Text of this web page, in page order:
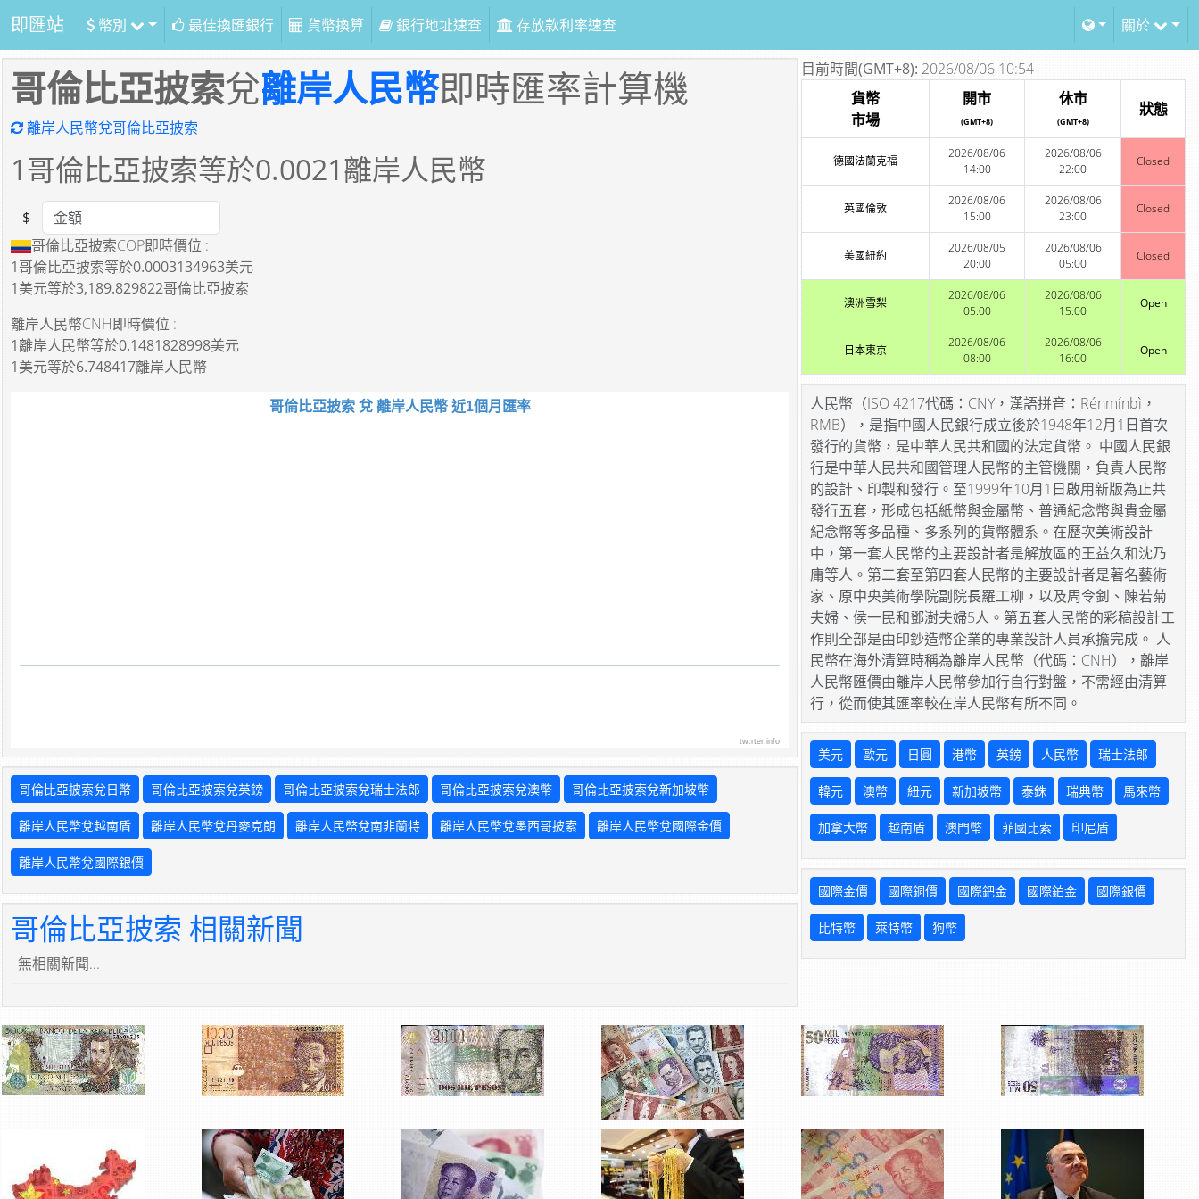
即匯站 幣別 最佳換匯銀行 貨幣換算 銀行地址速查 存放款利率速查 關於
哥倫比亞披索兌離岸人民幣即時匯率計算機
離岸人民幣兌哥倫比亞披索
1哥倫比亞披索等於0.0021離岸人民幣
Amount
$
哥倫比亞披索COP即時價位 :
1哥倫比亞披索等於0.0003134963美元
1美元等於3,189.829822哥倫比亞披索
離岸人民幣CNH即時價位 :
1離岸人民幣等於0.1481828998美元
1美元等於6.748417離岸人民幣
哥倫比亞披索 兌 離岸人民幣 近1個月匯率
tw.rter.info
哥倫比亞披索兌日幣 哥倫比亞披索兌英鎊 哥倫比亞披索兌瑞士法郎 哥倫比亞披索兌澳幣 哥倫比亞披索兌新加坡幣
離岸人民幣兌越南盾 離岸人民幣兌丹麥克朗 離岸人民幣兌南非蘭特 離岸人民幣兌墨西哥披索 離岸人民幣兌國際金價
離岸人民幣兌國際銀價
哥倫比亞披索 相關新聞
無相關新聞...
目前時間(GMT+8): 2026/08/06 10:54
貨幣
市場
開市
(GMT+8)
休市
(GMT+8)
狀態
德國法蘭克福
2026/08/06
14:00
2026/08/06
22:00
Closed
英國倫敦
2026/08/06
15:00
2026/08/06
23:00
Closed
美國紐約
2026/08/05
20:00
2026/08/06
05:00
Closed
澳洲雪梨
2026/08/06
05:00
2026/08/06
15:00
Open
日本東京
2026/08/06
08:00
2026/08/06
16:00
Open
人民幣（ISO 4217代碼：CNY，漢語拼音：Rénmínbì，
RMB），是指中國人民銀行成立後於1948年12月1日首次
發行的貨幣，是中華人民共和國的法定貨幣。 中國人民銀
行是中華人民共和國管理人民幣的主管機關，負責人民幣
的設計、印製和發行。至1999年10月1日啟用新版為止共
發行五套，形成包括紙幣與金屬幣、普通紀念幣與貴金屬
紀念幣等多品種、多系列的貨幣體系。在歷次美術設計
中，第一套人民幣的主要設計者是解放區的王益久和沈乃
庸等人。第二套至第四套人民幣的主要設計者是著名藝術
家、原中央美術學院副院長羅工柳，以及周令釗、陳若菊
夫婦、侯一民和鄧澍夫婦5人。第五套人民幣的彩稿設計工
作則全部是由印鈔造幣企業的專業設計人員承擔完成。 人
民幣在海外清算時稱為離岸人民幣（代碼：CNH），離岸
人民幣匯價由離岸人民幣參加行自行對盤，不需經由清算
行，從而使其匯率較在岸人民幣有所不同。
美元 歐元 日圓 港幣 英鎊 人民幣 瑞士法郎
韓元 澳幣 紐元 新加坡幣 泰銖 瑞典幣 馬來幣
加拿大幣 越南盾 澳門幣 菲國比索 印尼盾
國際金價 國際銅價 國際鈀金 國際鉑金 國際銀價
比特幣 萊特幣 狗幣